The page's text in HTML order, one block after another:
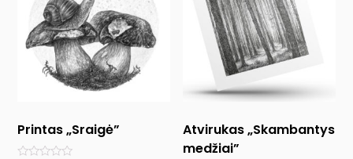
Printas „Sraigė”
Atvirukas „Skambantys
medžiai”